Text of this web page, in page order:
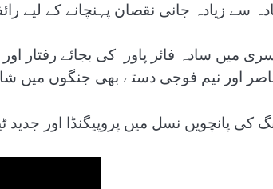
سے زیادہ جانی نقصان پہنچانے کے لیے
میں سادہ فائر پاور کی بجائے رفتار
اور نیم فوجی دستے بھی جنگوں میں
کی پانچویں نسل میں پروپیگنڈا اور جدید